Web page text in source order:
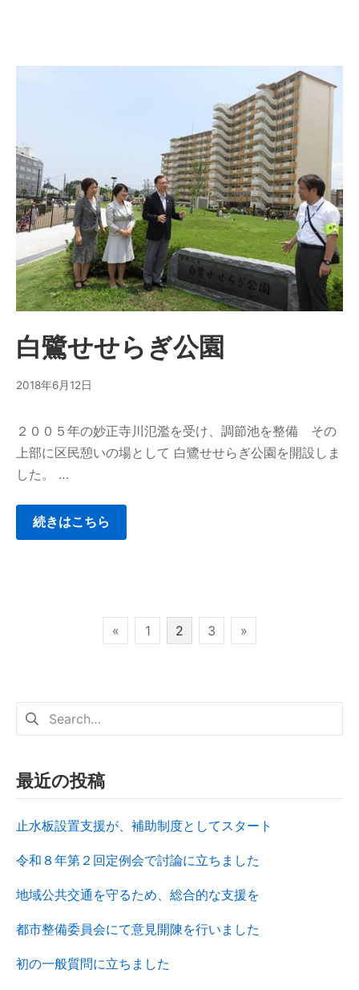
白鷺せせらぎ公園
2018年6月12日
２００５年の妙正寺川氾濫を受け、調節池を整備 その
上部に区民憩いの場として 白鷺せせらぎ公園を開設しま
した。 …
続きはこちら
« 1 2 3 »
最近の投稿
止水板設置支援が、補助制度としてスタート
令和８年第２回定例会で討論に立ちました
地域公共交通を守るため、総合的な支援を
都市整備委員会にて意見開陳を行いました
初の一般質問に立ちました